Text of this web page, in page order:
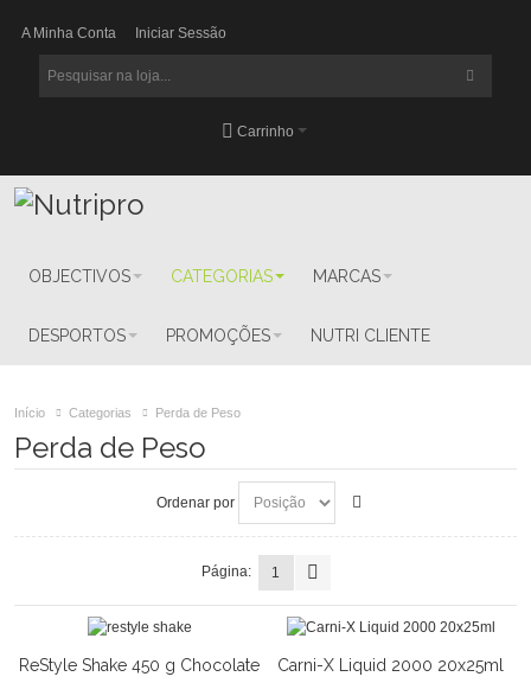
A Minha Conta Iniciar Sessão
Carrinho
OBJECTIVOS CATEGORIAS MARCAS
DESPORTOS PROMOÇÕES NUTRI CLIENTE
Início Categorias Perda de Peso
Perda de Peso
Ordenar por
Página: 1
ReStyle Shake 450 g Chocolate Carni-X Liquid 2000 20x25ml